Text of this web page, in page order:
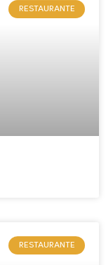
RESTAURANTE
RESTAURANTE